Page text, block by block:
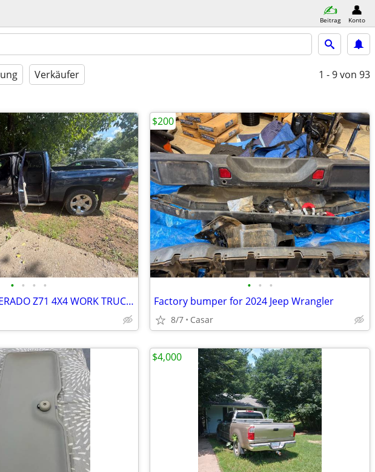
Beitrag Konto
Verkäufer 1 - 9von 93
• • • •
2009 CHEVY SILVERADO Z71 4X4 WORK TRUCK — RUNS & DRIVES
• • •
Factory bumper for 2024 Jeep Wrangler
8/7 Casar
$200
$4,000